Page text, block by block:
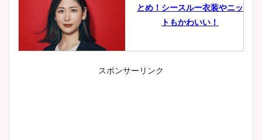
とめ！シースルー衣装やニッ
トもかわいい！
小室瑛莉子のカップ画像まと
スポンサーリンク